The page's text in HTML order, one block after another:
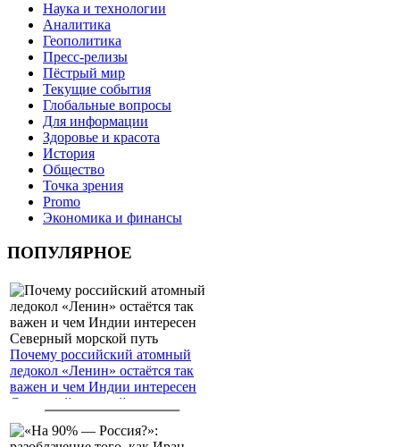
Наука и технологии
Аналитика
Геополитика
Пресс-релизы
Пёстрый мир
Текущие события
Глобальные вопросы
Для информации
Здоровье и красота
История
Общество
Точка зрения
Promo
Экономика и финансы
ПОПУЛЯРНОЕ
Почему российский атомный
ледокол «Ленин» остаётся так
важен и чем Индии интересен
Северный морской путь